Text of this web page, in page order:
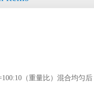
（重量比）混合均匀